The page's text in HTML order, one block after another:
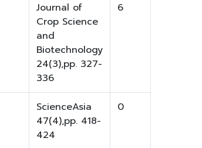
Journal of
Crop Science
and
Biotechnology
24(3),pp. 327-
336
6
ScienceAsia
47(4),pp. 418-
424
0